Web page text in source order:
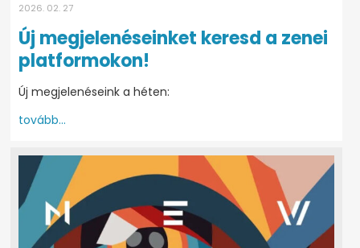
2026. 02. 27
Új megjelenéseinket keresd a zenei
platformokon!
Új megjelenéseink a héten:
tovább...